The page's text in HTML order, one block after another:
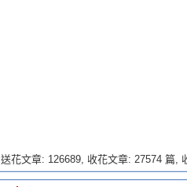
送花文章: 126689, 收花文章: 27574 篇,